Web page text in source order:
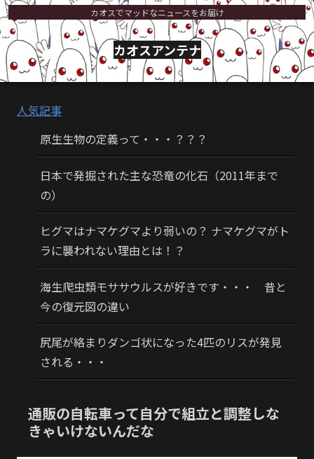
カオスでマッドなニュースをお届け
カオスアンテナ
人気記事
原生生物の定義って・・・？？？
日本で発掘された主な恐竜の化石（2011年まで
の）
ヒグマはナマケグマより弱いの？ ナマケグマがト
ラに襲われない理由とは！？
海生爬虫類モササウルスが好きです・・・ 昔と
今の復元図の違い
尻尾が絡まりダンゴ状になった4匹のリスが発見
される・・・
通販の自転車って自分で組立と調整しな
きゃいけないんだな